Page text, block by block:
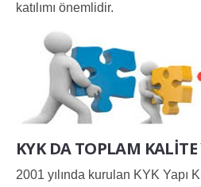
katılımı önemlidir.
KYK DA TOPLAM
2001 yılında kurulan KYK Yapı